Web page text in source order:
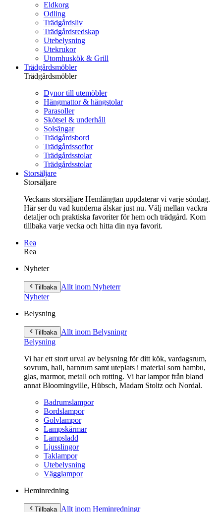
Eldkorg
Odling
Trädgårdsliv
Trädgårdsredskap
Utebelysning
Utekrukor
Utomhuskök & Grill
Trädgårdsmöbler
Trädgårdsmöbler
Dynor till utemöbler
Hängmattor & hängstolar
Parasoller
Skötsel & underhåll
Solsängar
Trädgårdsbord
Trädgårdssoffor
Trädgårdsstolar
Trädgårdsstolar
Storsäljare
Storsäljare
Veckans storsäljare Hemlängtan uppdaterar vi varje söndag.
Här ser du vad kunderna älskar just nu. Välj mellan vackra
detaljer och praktiska favoriter för hem och trädgård. Kom
tillbaka varje vecka och hitta din nya favorit.
Rea
Rea
innehåll
Nyheter
Tillbaka Allt inom Nyheterr
Nyheter
Belysning
Tillbaka Allt inom Belysningr
Belysning
Vi har ett stort urval av belysning för ditt kök, vardagsrum,
sovrum, hall, barnrum samt uteplats i material som bambu,
glas, marmor, metall och rotting. Vi har lampor från bland
annat Bloomingville, Hübsch, Madam Stoltz och Nordal.
Badrumslampor
Bordslampor
Golvlampor
Lampskärmar
Lampsladd
Ljusslingor
Taklampor
Utebelysning
Vägglampor
Heminredning
Tillbaka Allt inom Heminredningr